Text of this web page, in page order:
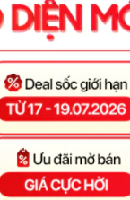
Loa Marshall